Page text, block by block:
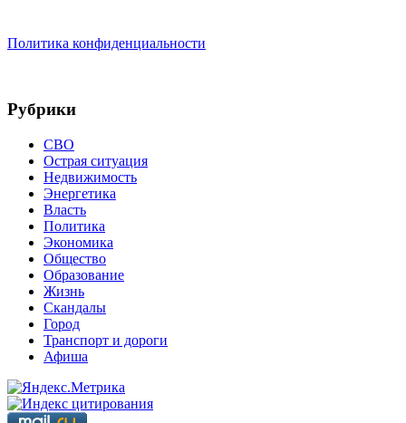
Политика конфиденциальности
Рубрики
СВО
Острая ситуация
Недвижимость
Энергетика
Власть
Политика
Экономика
Общество
Образование
Жизнь
Скандалы
Город
Транспорт и дороги
Афиша